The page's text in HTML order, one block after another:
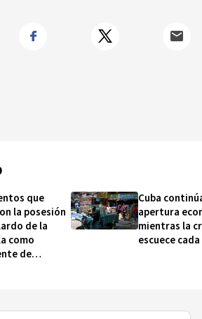
que
la posesión
de la
como
de
Cuba
apertura
mientras la
escuece